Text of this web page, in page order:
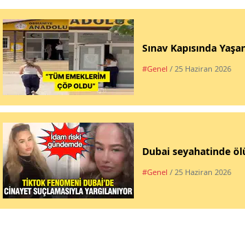
Sınav Kapısında
#Genel / 25 Haziran 2026
Dubai seyahatinde
#Genel / 25 Haziran 2026